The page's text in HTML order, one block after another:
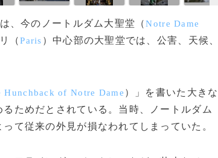
、今のノートルダム大聖堂（Notre Dame
（Paris ）中心部の大聖堂では、公害、天候
Hunchback of Notre Dame ）」を書いた大きな
ためだとされている。当時、ノートルダム
て従来の外見が損なわれてしまっていた。